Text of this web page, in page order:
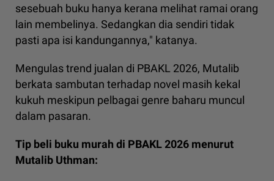
sesebuah buku hanya kerana melihat ramai orang
lain membelinya. Sedangkan dia sendiri tidak
pasti apa isi kandungannya," katanya.
Mengulas trend jualan di PBAKL 2026, Mutalib
berkata sambutan terhadap novel masih kekal
kukuh meskipun pelbagai genre baharu muncul
dalam pasaran.
Tip beli buku murah di PBAKL 2026 menurut
Mutalib Uthman: